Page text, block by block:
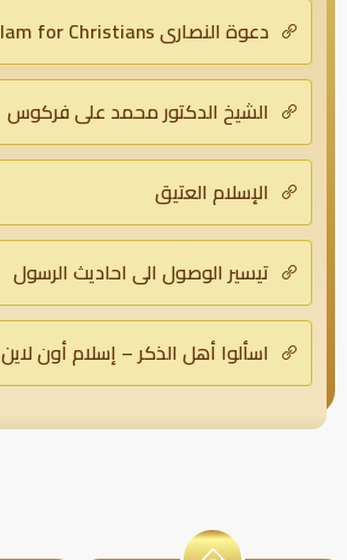
دعوة النصارى Islam for Christians
الشيخ الدكتور محمد علي فركوس
الإسلام العتيق
تيسير الوصول الى احاديث الرسول
اسألوا أهل الذكر – إسلام أون لاين